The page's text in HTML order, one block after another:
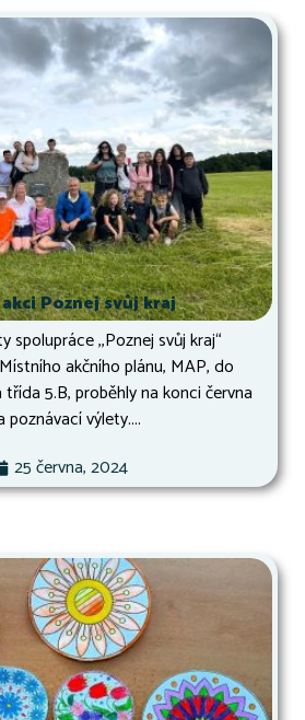
Poznej svůj kraj
spolupráce ,,Poznej svůj kraj“
akčního plánu, MAP, do
5.B, proběhly na konci června
poznávací výlety....
25 června, 2024